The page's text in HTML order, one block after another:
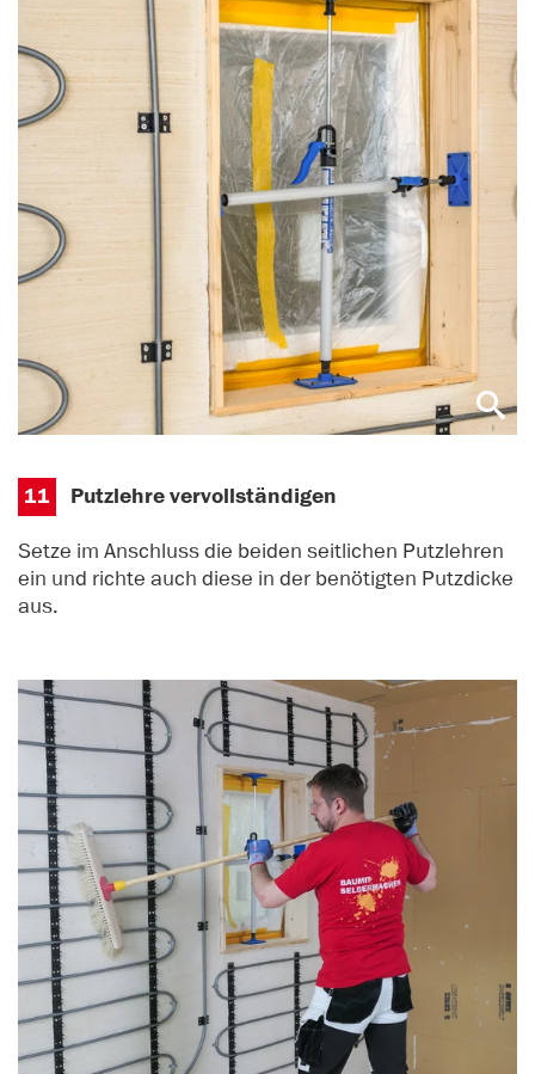
11 Putzlehre vervollständigen
Setze im Anschluss die beiden seitlichen Putzlehren
ein und richte auch diese in der benötigten Putzdicke
aus.